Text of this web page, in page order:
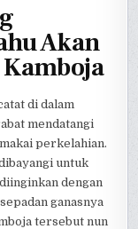
Akan
di dalam
mendatangi
perkelahian.
untuk
dengan
ganasnya
tersebut nun